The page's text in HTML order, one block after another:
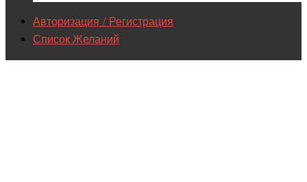
Авторизация / Регистрация
Список Желаний